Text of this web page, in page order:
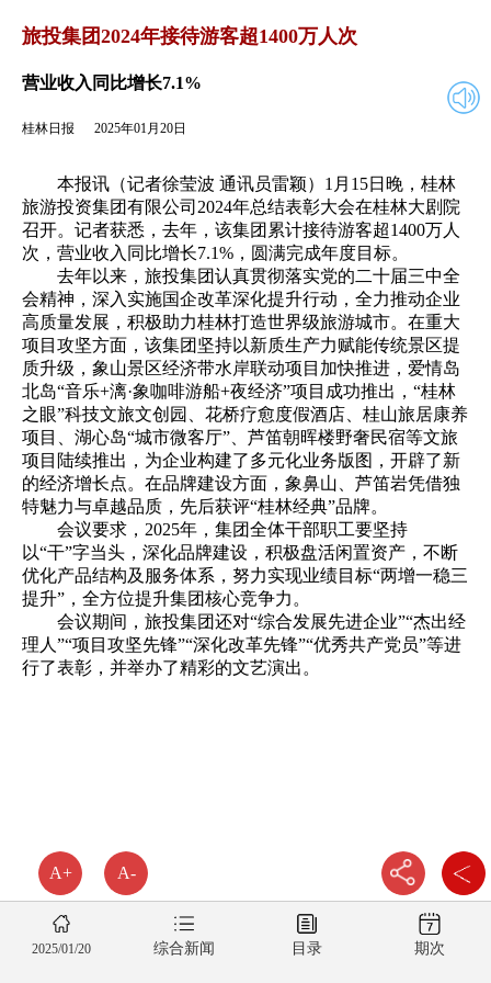
A+ A-
返回 2025年01月20日
旅投集团2024年接待游客超1400万人次
营业收入同比增长7.1%
桂林日报 2025年01月20日
本报讯（记者徐莹波 通讯员雷颖）1月15日晚，桂林
旅游投资集团有限公司2024年总结表彰大会在桂林大剧院
召开。记者获悉，去年，该集团累计接待游客超1400万人
次，营业收入同比增长7.1%，圆满完成年度目标。
去年以来，旅投集团认真贯彻落实党的二十届三中全
会精神，深入实施国企改革深化提升行动，全力推动企业
高质量发展，积极助力桂林打造世界级旅游城市。在重大
项目攻坚方面，该集团坚持以新质生产力赋能传统景区提
质升级，象山景区经济带水岸联动项目加快推进，爱情岛
北岛“音乐+漓·象咖啡游船+夜经济”项目成功推出，“桂林
之眼”科技文旅文创园、花桥疗愈度假酒店、桂山旅居康养
项目、湖心岛“城市微客厅”、芦笛朝晖楼野奢民宿等文旅
项目陆续推出，为企业构建了多元化业务版图，开辟了新
的经济增长点。在品牌建设方面，象鼻山、芦笛岩凭借独
特魅力与卓越品质，先后获评“桂林经典”品牌。
会议要求，2025年，集团全体干部职工要坚持
以“干”字当头，深化品牌建设，积极盘活闲置资产，不断
优化产品结构及服务体系，努力实现业绩目标“两增一稳三
提升”，全方位提升集团核心竞争力。
会议期间，旅投集团还对“综合发展先进企业”“杰出经
理人”“项目攻坚先锋”“深化改革先锋”“优秀共产党员”等进
行了表彰，并举办了精彩的文艺演出。
2025/01/20 综合新闻 目录 期次